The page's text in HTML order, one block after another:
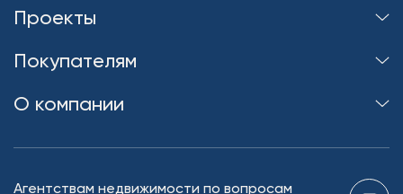
Проекты
Покупателям
О компании
Агентствам недвижимости по вопросам